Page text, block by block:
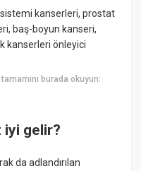
kanserleri, prostat
baş-boyun kanseri,
kanserleri önleyici
tamamını burada okuyun:
iyi gelir?
da adlandırılan